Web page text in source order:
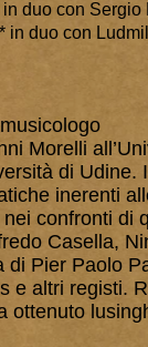
in duo con Sergio
in duo con
Morelli
di
inerenti
confronti di
Casella,
di Pier Paolo
e altri registi.
ottenuto